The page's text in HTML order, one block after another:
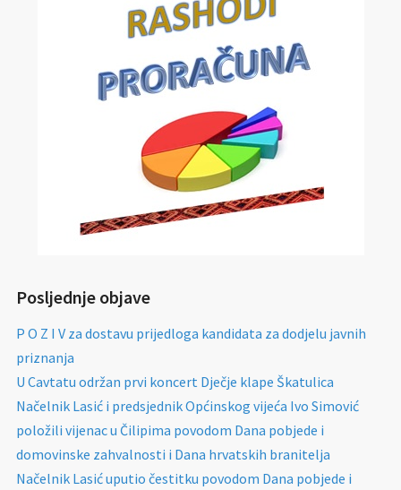
Posljednje objave
P O Z I V za dostavu prijedloga kandidata za dodjelu javnih
priznanja
U Cavtatu održan prvi koncert Dječje klape Škatulica
Načelnik Lasić i predsjednik Općinskog vijeća Ivo Simović
položili vijenac u Čilipima povodom Dana pobjede i
domovinske zahvalnosti i Dana hrvatskih branitelja
Načelnik Lasić uputio čestitku povodom Dana pobjede i